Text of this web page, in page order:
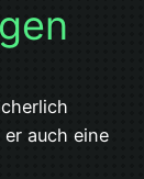
auch eine